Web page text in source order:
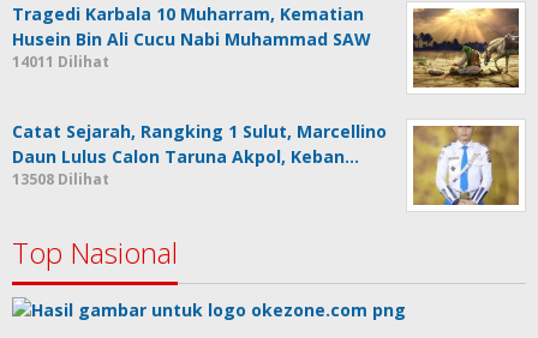
Tragedi Karbala 10 Muharram, Kematian
Husein Bin Ali Cucu Nabi Muhammad SAW
14011 Dilihat
Catat Sejarah, Rangking 1 Sulut, Marcellino
Daun Lulus Calon Taruna Akpol, Keban…
13508 Dilihat
Top Nasional